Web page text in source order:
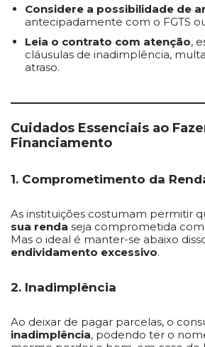
Considere a possibilidade de
antecipadamente com o FGTS
Leia o contrato com atenção,
cláusulas de inadimplência,
atraso.
Cuidados Essenciais ao
Financiamento
1. Comprometimento da
As instituições costumam permitir
sua renda seja comprometida
Mas o ideal é manter-se abaixo
endividamento excessivo.
2. Inadimplência
Ao deixar de pagar parcelas, o
inadimplência, podendo ter o